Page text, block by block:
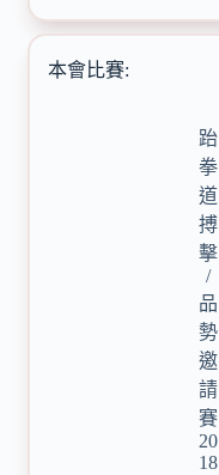
本會比賽:
跆
拳
道
搏
擊
/
品
勢
邀
請
賽
20
18